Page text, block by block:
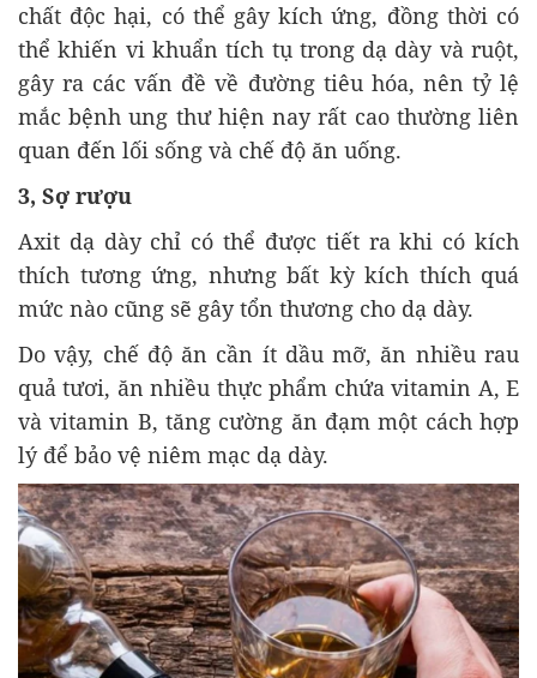
chất độc hại, có thể gây kích ứng, đồng thời có
thể khiến vi khuẩn tích tụ trong dạ dày và ruột,
gây ra các vấn đề về đường tiêu hóa, nên tỷ lệ
mắc bệnh ung thư hiện nay rất cao thường liên
quan đến lối sống và chế độ ăn uống.
3, Sợ rượu
Axit dạ dày chỉ có thể được tiết ra khi có kích
thích tương ứng, nhưng bất kỳ kích thích quá
mức nào cũng sẽ gây tổn thương cho dạ dày.
Do vậy, chế độ ăn cần ít dầu mỡ, ăn nhiều rau
quả tươi, ăn nhiều thực phẩm chứa vitamin A, E
và vitamin B, tăng cường ăn đạm một cách hợp
lý để bảo vệ niêm mạc dạ dày.